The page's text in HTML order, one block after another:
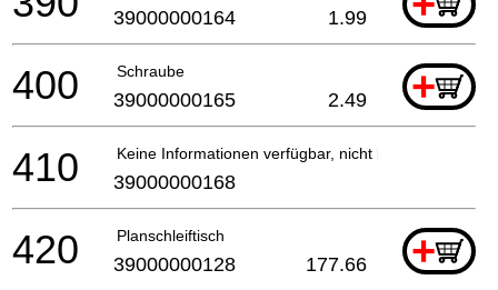
39000000164 1.99
Schraube +
400 39000000165 2.49
Keine Informationen verfügbar, nicht bestellbar
410 39000000168
Planschleiftisch +
420 39000000128 177.66